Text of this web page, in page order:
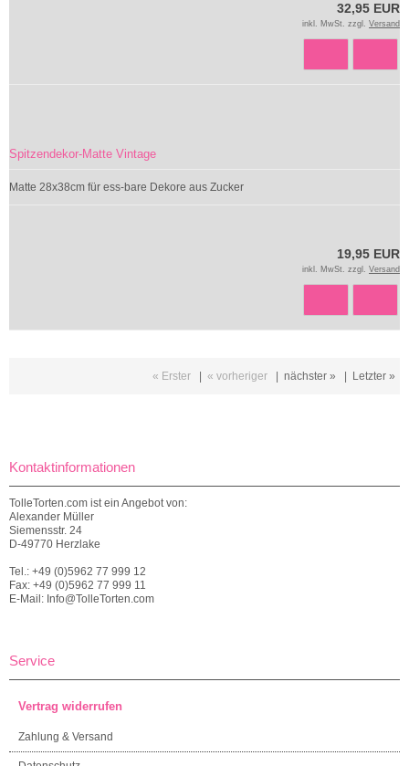
32,95 EUR
inkl. MwSt. zzgl. Versand
Spitzendekor-Matte Vintage
Matte 28x38cm für ess-bare Dekore aus Zucker
19,95 EUR
inkl. MwSt. zzgl. Versand
« Erster « vorheriger nächster » Letzter »
Kontaktinformationen
TolleTorten.com ist ein Angebot von:
Alexander Müller
Siemensstr. 24
D-49770 Herzlake
Tel.: +49 (0)5962 77 999 12
Fax: +49 (0)5962 77 999 11
E-Mail: Info@TolleTorten.com
Service
Vertrag widerrufen
Zahlung & Versand